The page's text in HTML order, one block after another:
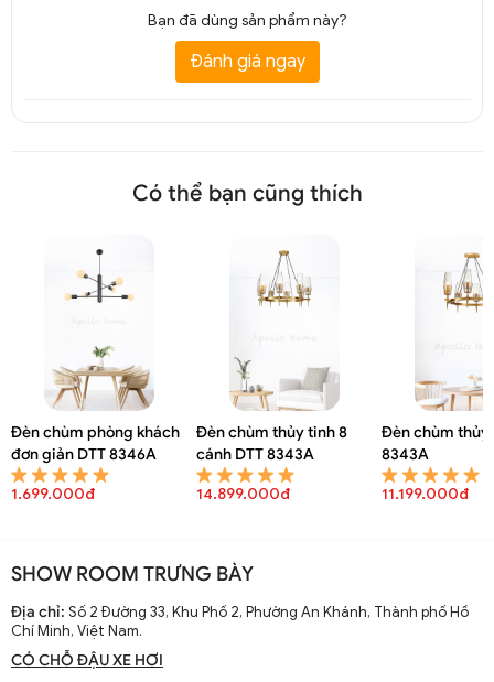
Bạn đã dùng sản phẩm này?
Đánh giá ngay
Có thể bạn cũng thích
Đèn chùm phòng khách
đơn giản DTT 8346A
1.699.000đ
Đèn chùm thủy tinh 8
cánh DTT 8343A
14.899.000đ
Đèn chùm thủy
8343A
11.199.000đ
SHOW ROOM TRƯNG BÀY
Địa chỉ: Số 2 Đường 33, Khu Phố 2, Phường An Khánh, Thành phố Hồ
Chí Minh, Việt Nam.
CÓ CHỖ ĐẬU XE HƠI